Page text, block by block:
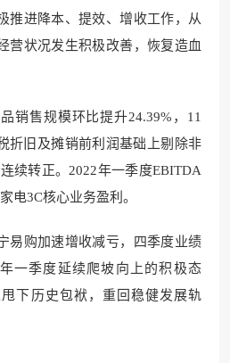
推进降本、提效、增收工作，从
营状况发生积极改善，恢复造血
售规模环比提升24.39%，11
折旧及摊销前利润基础上剔除非
续转正。2022年一季度EBITDA
电3C核心业务盈利。
购加速增收减亏，四季度业绩
一季度延续爬坡向上的积极态
下历史包袱，重回稳健发展轨